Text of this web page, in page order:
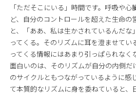
「ただそこにいる」時間です。呼吸や
ど、自分のコントロールを超えた生命の
と、「ああ、私は生かされているんだ
ってくる。そのリズムに耳を澄ませてい
ってくる情報にはあまり引っぱられなく
面白いのは、そのリズムが自分の内側
のサイクルともつながっているように感
て本質的なリズムに身を委ねていると、